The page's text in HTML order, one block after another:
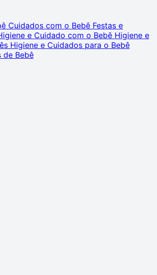
Cuidados com o Bebê Festas e
e Cuidado com o Bebê Higiene e
Higiene e Cuidados para o Bebê
de Bebê